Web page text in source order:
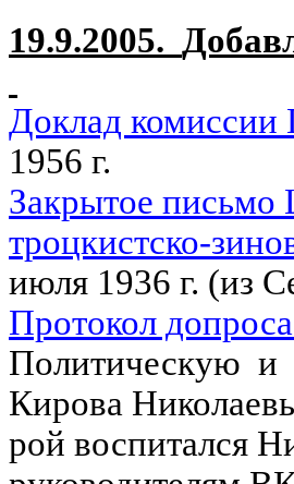
19.9.2005.
Доклад комиссии
1956 г.
Закрытое письмо
троцкистско-
июля 1936 г. (из
Протокол
Политическую и
Кирова
рой воспитался